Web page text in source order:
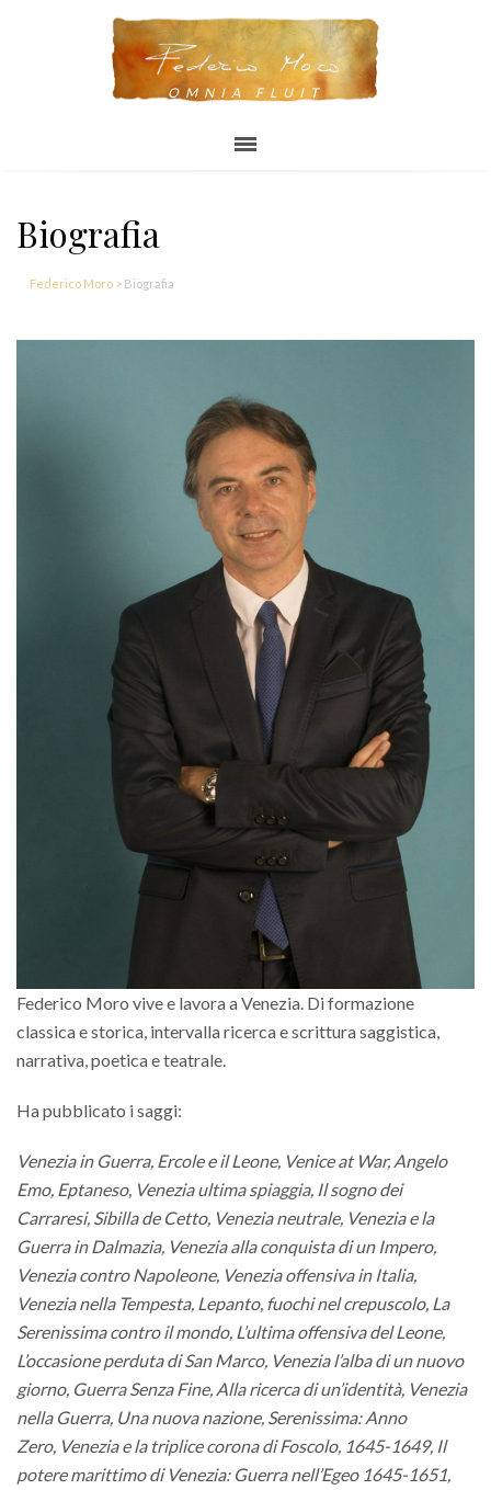
OMNIA FLUIT
Biografia
Federico Moro > Biografia
Federico Moro vive e lavora a Venezia. Di formazione
classica e storica, intervalla ricerca e scrittura saggistica,
narrativa, poetica e teatrale.
Ha pubblicato i saggi:
Venezia in Guerra, Ercole e il Leone, Venice at War, Angelo
Emo, Eptaneso, Venezia ultima spiaggia, Il sogno dei
Carraresi, Sibilla de Cetto, Venezia neutrale, Venezia e la
Guerra in Dalmazia, Venezia alla conquista di un Impero,
Venezia contro Napoleone, Venezia offensiva in Italia,
Venezia nella Tempesta, Lepanto, fuochi nel crepuscolo, La
Serenissima contro il mondo, L’ultima offensiva del Leone,
L’occasione perduta di San Marco, Venezia l’alba di un nuovo
giorno, Guerra Senza Fine, Alla ricerca di un’identità, Venezia
nella Guerra, Una nuova nazione, Serenissima: Anno
Zero, Venezia e la triplice corona di Foscolo, 1645-1649, Il
potere marittimo di Venezia: Guerra nell’Egeo 1645-1651,